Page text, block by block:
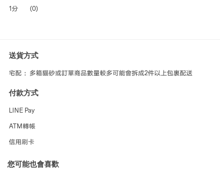
1分
(0)
送貨方式
宅配 ：多箱貓砂或訂單商品數量較多可能會拆成2件以上包裹配送
付款方式
LINE Pay
ATM轉帳
信用刷卡
您可能也會喜歡